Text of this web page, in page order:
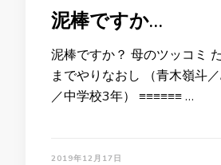
泥棒ですか…
泥棒ですか？ 母のツッコミ
までやりなおし （青木嶺斗
／中学校3年） ≡≡≡≡≡≡ …
2019年12月17日